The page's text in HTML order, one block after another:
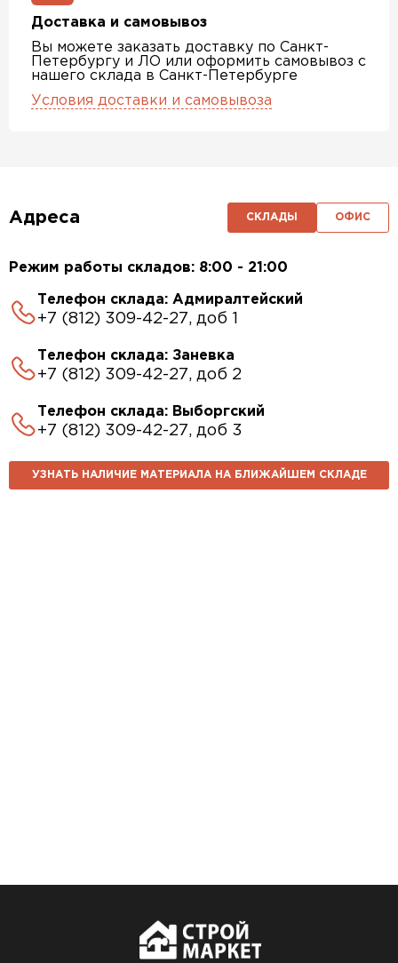
Доставка и самовывоз
Вы можете заказать доставку по Санкт-
Петербургу и ЛО или оформить самовывоз с
нашего склада в Санкт-Петербурге
Условия доставки и самовывоза
Адреса СКЛАДЫ ОФИС
Режим работы складов: 8:00 - 21:00
Телефон склада: Адмиралтейский
+7 (812) 309-42-27, доб 1
Телефон склада: Заневка
+7 (812) 309-42-27, доб 2
Телефон склада: Выборгский
+7 (812) 309-42-27, доб 3
УЗНАТЬ НАЛИЧИЕ МАТЕРИАЛА НА БЛИЖАЙШЕМ СКЛАДЕ